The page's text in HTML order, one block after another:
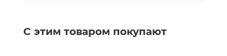
С этим товаром покупают